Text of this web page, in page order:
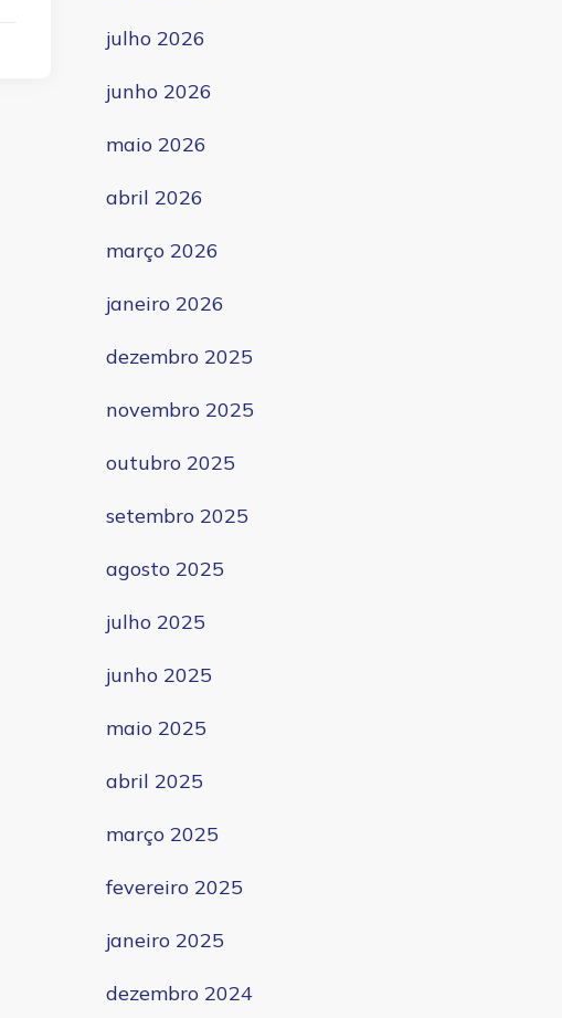
julho 2026
junho 2026
maio 2026
abril 2026
março 2026
janeiro 2026
dezembro 2025
novembro 2025
outubro 2025
setembro 2025
agosto 2025
julho 2025
junho 2025
maio 2025
abril 2025
março 2025
fevereiro 2025
janeiro 2025
dezembro 2024